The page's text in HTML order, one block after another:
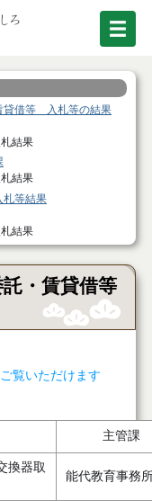
貸借等 入札等の結果
結果
結果
札等結果
結果
・賃貸借等
覧いただけます
主管課
換器取
能代教育事務